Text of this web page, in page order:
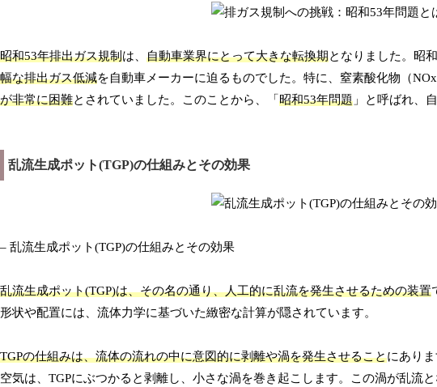
昭和53年排出ガス規制は、 自動車業界にとって大きな転換期となりました。昭
幅な排出ガス低減を自動車メーカーに迫るものでした。特に、窒素酸化物（
が非常に困難とされていました。このことから、「 昭和53年問題 」と呼ばれ、
乱流生成ポット(TGP)の仕組みとその効果
– 乱流生成ポット(TGP)の仕組みとその効果
乱流生成ポット(TGP)は、その名の通り、人工的に乱流を発生させるための装置
形状や配置には、流体力学に基づいた緻密な計算が隠されています。
TGPの仕組みは、流体の流れの中に意図的に剥離や渦を発生させることにあり
空気は、TGPにぶつかると剥離し、小さな渦を巻き起こします。この渦が乱流